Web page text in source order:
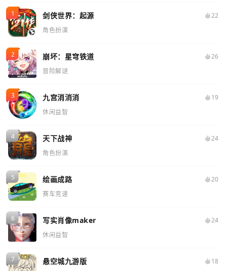
剑侠世界：起源
22
角色扮演
崩坏：星穹铁道
26
冒险解谜
九宫消消消
19
休闲益智
天下战神
24
角色扮演
绘画成路
20
赛车竞速
写实肖像maker
24
休闲益智
悬空城九游版
18